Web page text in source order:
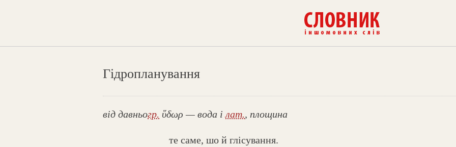
Гідропланування
від давньогр. ὕδωρ — вода ілат., площина
те саме, шо й глісування.